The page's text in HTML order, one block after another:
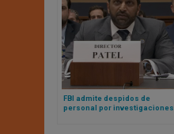
FBI admite despidos de
personal por investigaciones